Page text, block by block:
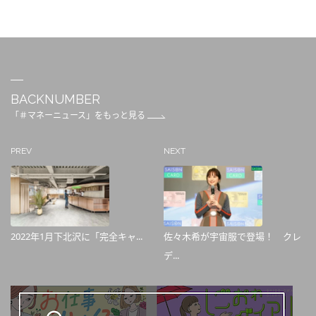
BACKNUMBER
「＃マネーニュース」をもっと見る
PREV
2022年1月下北沢に「完全キャ...
NEXT
佐々木希が宇宙服で登場！ クレ
デ...